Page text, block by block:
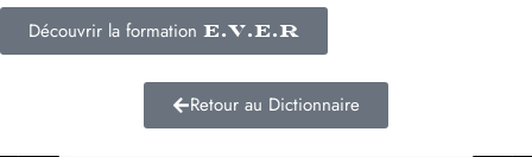
Découvrir la formation E.V.E.R
Retour au Dictionnaire